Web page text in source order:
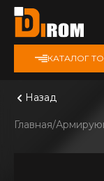
КАТАЛОГ
Назад
Главная